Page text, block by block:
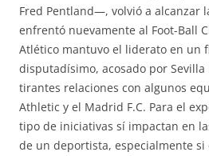
Fred Pentland—, volvió a alcanzar
enfrentó nuevamente al Foot-Ball
Atlético mantuvo el liderato en un
disputadísimo, acosado por Sevilla
tirantes relaciones con algunos
Athletic y el Madrid F.C. Para el
tipo de iniciativas sí impactan en
de un deportista, especialmente